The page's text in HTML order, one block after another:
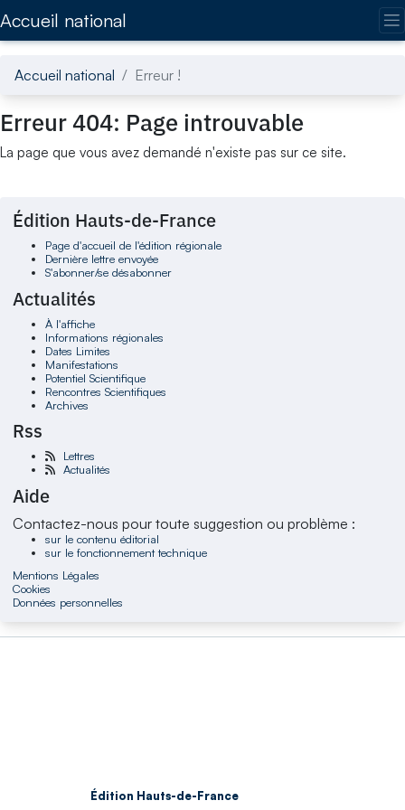
Accueil national
Accueil national Erreur !
Erreur 404: Page introuvable
La page que vous avez demandé n'existe pas sur ce site.
Édition Hauts-de-France
Page d'accueil de l'édition régionale
Dernière lettre envoyée
S'abonner/se désabonner
Actualités
À l'affiche
Informations régionales
Dates Limites
Manifestations
Potentiel Scientifique
Rencontres Scientifiques
Archives
Rss
Lettres
Actualités
Aide
Contactez-nous pour toute suggestion ou problème :
sur le contenu éditorial
sur le fonctionnement technique
Mentions Légales
Cookies
Données personnelles
Édition Hauts-de-France